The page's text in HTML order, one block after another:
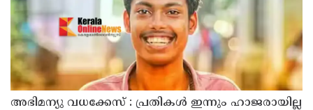
അഭിമന്യു വധക്കേസ് : പ്രതികൾ ഇന്നും ഹാജരായില്ല